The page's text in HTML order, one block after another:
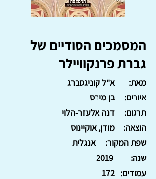
המסמכים הסודיים של
גברת פרנקוויילר
א"ל קוניגסברג
מאת:
בן מירס
איורים:
דנה אלעזר-הלוי
תרגום:
מודן, אוקיינוס
הוצאה:
אנגלית
שפת המקור:
2019
שנה:
172 עמודים: